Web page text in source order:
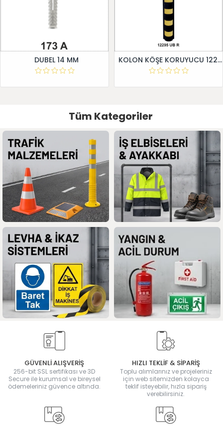
DUBEL 14 MM KOLON KÖŞE KORUYUCU 12295 UB R
Tüm Kategoriler
GÜVENLİ ALIŞVERİŞ
256-bit SSL sertifikası ve 3D
Secure ile kurumsal ve bireysel
ödemeleriniz güvence altında.
HIZLI TEKLİF & SİPARİŞ
Toplu alımlarınız ve projeleriniz
için web sitemizden kolayca
teklif isteyebilir, hızla sipariş
verebilirsiniz.